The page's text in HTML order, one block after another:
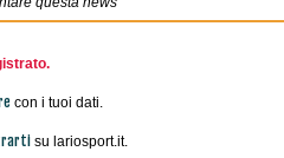
con i tuoi dati.
su lariosport.it.